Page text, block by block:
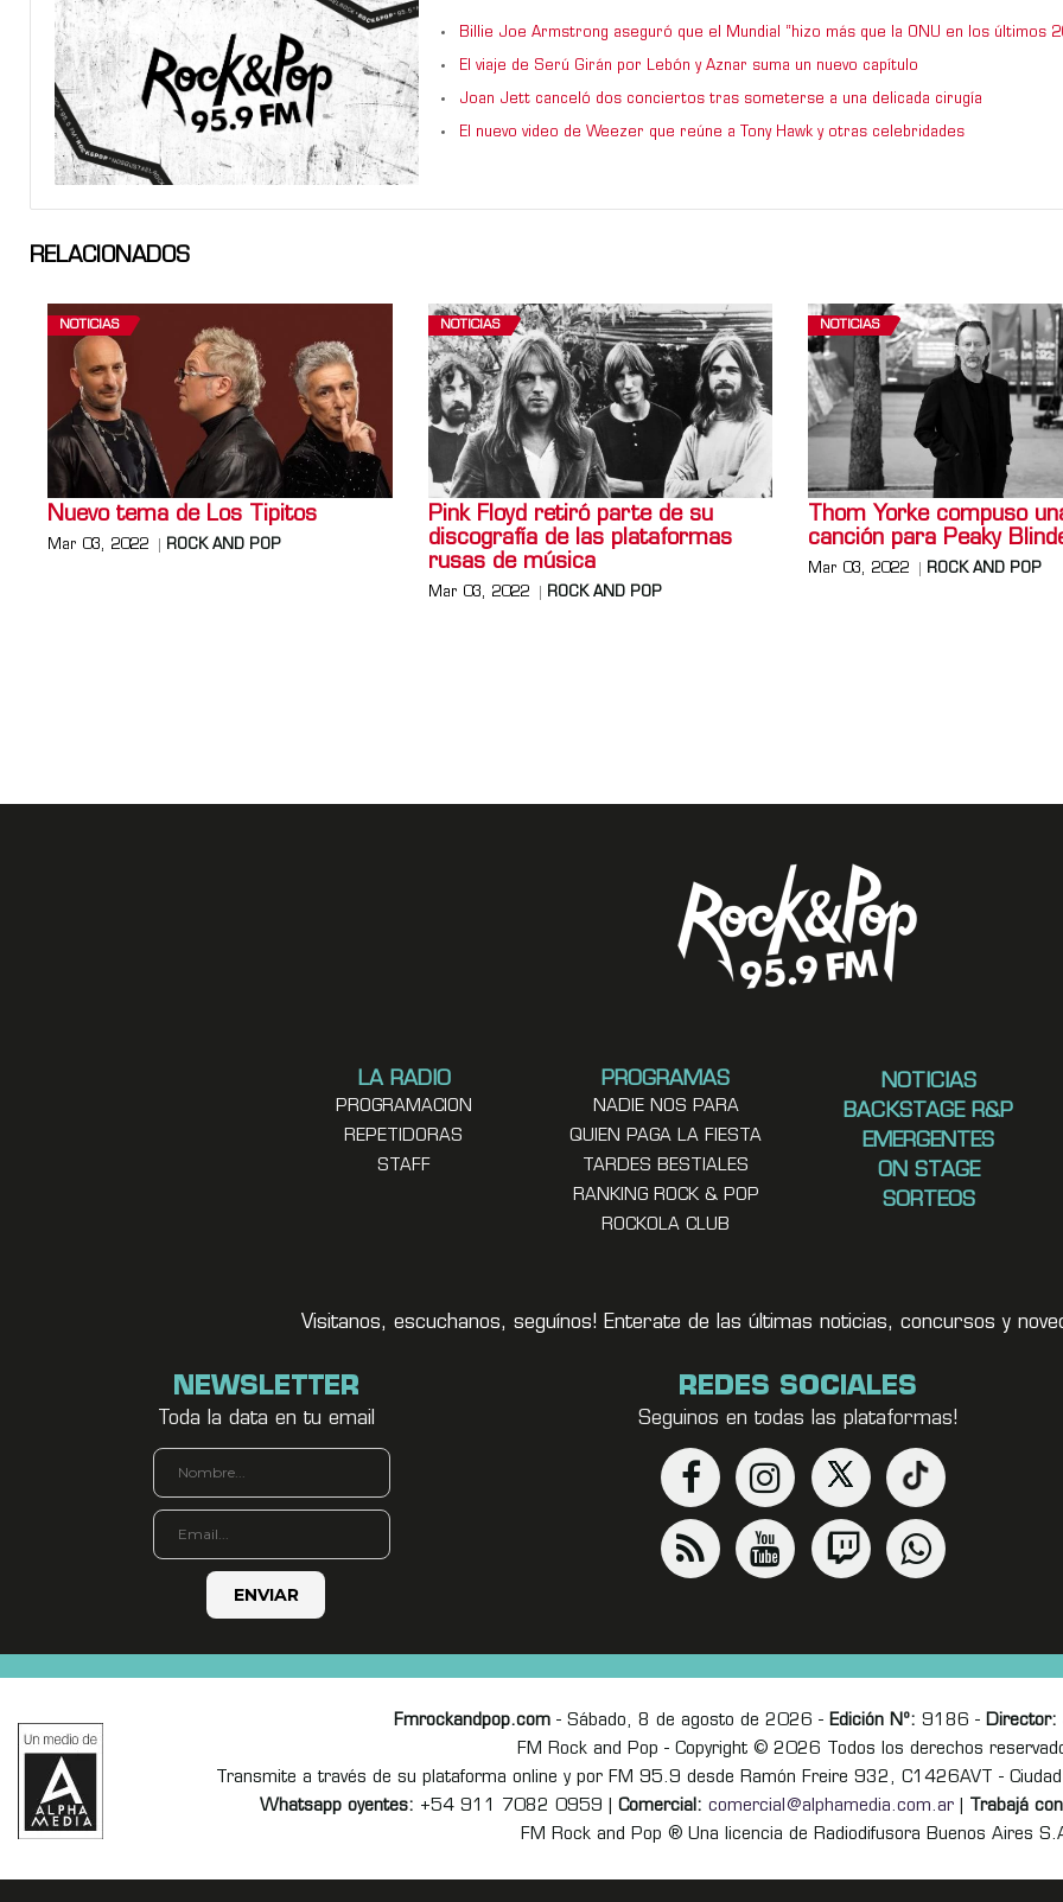
Billie Joe Armstrong aseguró que el Mundial “hizo más que la ONU en los últimos
El viaje de Serú Girán por Lebón y Aznar suma un nuevo capítulo
Joan Jett canceló dos conciertos tras someterse a una delicada cirugía
El nuevo video de Weezer que reúne a Tony Hawk y otras celebridades
RELACIONADOS
NOTICIAS
Nuevo tema de Los Tipitos
Mar 03, 2022 ROCK AND POP
NOTICIAS
Pink Floyd retiró parte de su
discografía de las plataformas
rusas de música
Mar 03, 2022 ROCK AND POP
NOTICIAS
Thom Yorke compuso
canción para Peaky
Mar 03, 2022 ROCK AND POP
LA RADIO
PROGRAMACION
REPETIDORAS
STAFF
PROGRAMAS
NADIE NOS PARA
QUIEN PAGA LA FIESTA
TARDES BESTIALES
RANKING ROCK & POP
ROCKOLA CLUB
NOTICIAS
BACKSTAGE R&P
EMERGENTES
ON STAGE
SORTEOS
Visitanos, escuchanos, seguínos! Enterate de las últimas noticias, concursos y
NEWSLETTER
Toda la data en tu email
REDES SOCIALES
Seguinos en todas las plataformas!
Fmrockandpop.com- Sábado, 8 de agosto de 2026 - Edición Nº: 9186 - Director:
FM Rock and Pop - Copyright © 2026 Todos los derechos
Transmite a través de su plataforma online y por FM 95.9 desde Ramón Freire 932, C1426AVT -
Whatsapp oyentes: +54 911 7082 0959 | Comercial: comercial@alphamedia.com.ar| Trabajá
FM Rock and Pop ® Una licencia de Radiodifusora Buenos Aires